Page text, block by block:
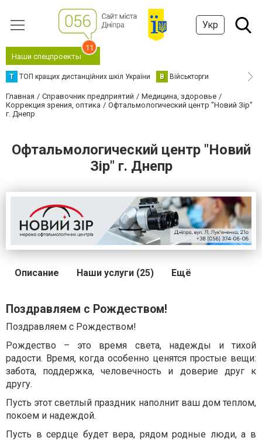
Укр
Наши спецпроекты
11
Т ТОП кращих дистанційних шкіл України В Військторги
Главная Справочник предприятий
Медицина, здоровье
Коррекция зрения, оптика
Офтальмологический центр "Новий Зір"
г. Днепр
Офтальмологический центр "Новий
Зір" г. Днепр
Описание Наши услуги (25) Ещё
Поздравляем с Рождеством!
Поздравляем с Рождеством!
Рождество – это время света, надежды и тихой
радости. Время, когда особенно ценятся простые вещи:
забота, поддержка, человечность и доверие друг к
другу.
Пусть этот светлый праздник наполнит ваш дом теплом,
покоем и надеждой.
Пусть в сердце будет вера, рядом родные люди, а в